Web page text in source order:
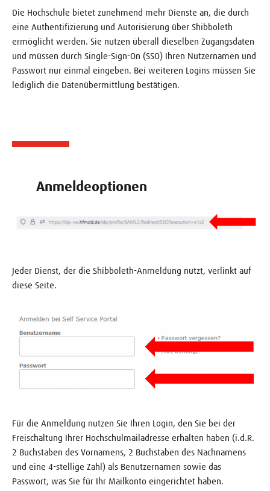
Die Hochschule bietet zunehmend mehr Dienste an, die durch
eine Authentifizierung und Autorisierung über Shibboleth
ermöglicht werden. Sie nutzen überall dieselben Zugangsdaten
und müssen durch Single-Sign-On (SSO) Ihren Nutzernamen und
Passwort nur einmal eingeben. Bei weiteren Logins müssen Sie
lediglich die Datenübermittlung bestätigen.
Anmeldeoptionen
Jeder Dienst, der die Shibboleth-Anmeldung nutzt, verlinkt auf
diese Seite.
Für die Anmeldung nutzen Sie Ihren Login, den Sie bei der
Freischaltung Ihrer Hochschulmailadresse erhalten haben (i.d.R.
2 Buchstaben des Vornamens, 2 Buchstaben des Nachnamens
und eine 4-stellige Zahl) als Benutzernamen sowie das
Passwort, was Sie für Ihr Mailkonto eingerichtet haben.